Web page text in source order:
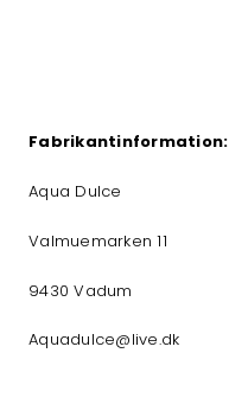
Fabrikantinformation:
Aqua Dulce
Valmuemarken 11
9430 Vadum
Aquadulce@live.dk